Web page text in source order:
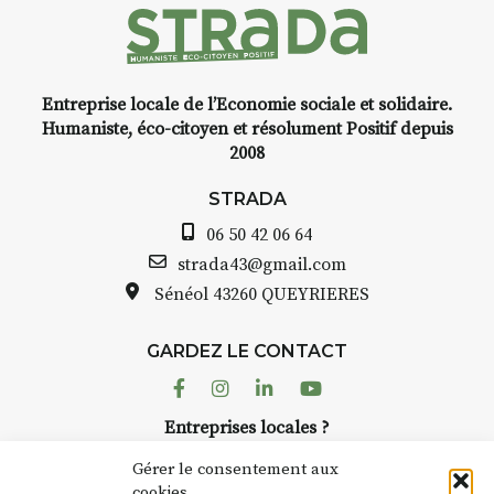
Gérer le consentement aux
INTERVIEW
avez ouvert une galerie à
Auzon…
Bernard TURLE Le Fumoir n’est
pas une galerie permanente.
AuzonToujours organise
dans le village. Des artistes et
caves, les granges d’Auzon. Le
Fumoir est l’un de ces espaces
Entreprise locale de l’Economie sociale et solidaire.
Humaniste, éco-citoyen et résolument Positif depuis
2008
STRADA
06 50 42 06 64
strada43@gmail.com
Sénéol 43260 QUEYRIERES
GARDEZ LE CONTACT
FacebookInstagram
LinkedinYoutube
Entreprises locales ?